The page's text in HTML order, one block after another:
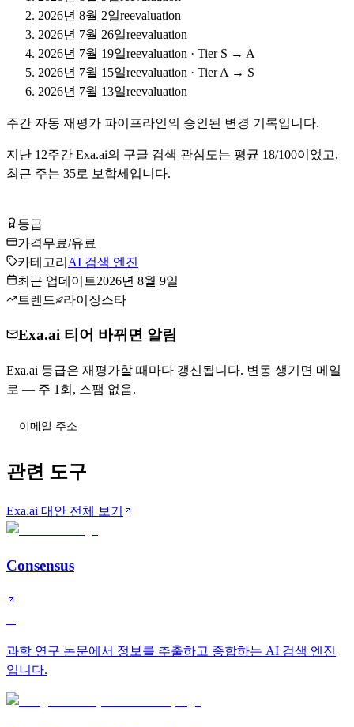
2026년 8월 2일reevaluation
2026년 7월 26일reevaluation
2026년 7월 19일reevaluation · Tier S → A
2026년 7월 15일reevaluation · Tier A → S
2026년 7월 13일reevaluation
주간 자동 재평가 파이프라인의 승인된 변경 기록입니다.
지난 12주간 Exa.ai의 구글 검색 관심도는 평균 18/100이었고,
최근 주는 35로 보합세입니다.
등급
가격무료/유료
카테고리 AI 검색 엔진
최근 업데이트2026년 8월 9일
트렌드
라이징스타
Exa.ai 티어 바뀌면 알림
Exa.ai 등급은 재평가할 때마다 갱신됩니다. 변동 생기면 메일
로 — 주 1회, 스팸 없음.
관련 도구
Exa.ai 대안 전체 보기
Consensus
과학 연구 논문에서 정보를 추출하고 종합하는 AI 검색 엔진
입니다.